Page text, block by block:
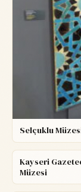
Selçuklu
Kayseri
Müzesi